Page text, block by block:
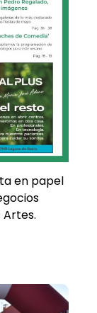
en papel